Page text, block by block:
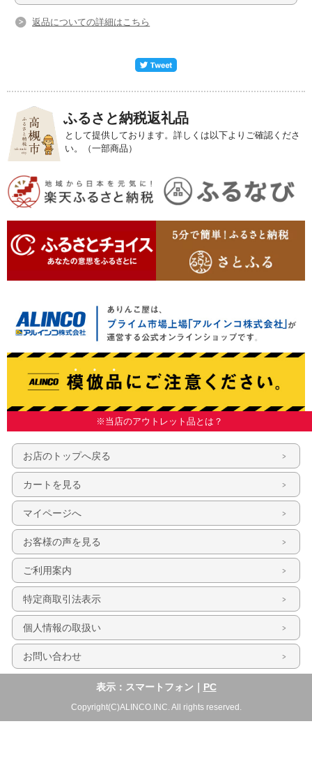
返品についての詳細はこちら
ふるさと納税返礼品
として提供しております。詳しくは以下よりご確認くださ
い。（一部商品）
※当店のアウトレット品とは？
お店のトップへ戻る
カートを見る
マイページへ
お客様の声を見る
ご利用案内
特定商取引法表示
個人情報の取扱い
お問い合わせ
表示：スマートフォン｜ PC
Copyright(C)ALINCO.INC. All rights reserved.